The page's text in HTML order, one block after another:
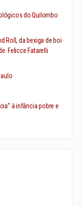
do Quilombo
Roll, da bexiga de boi
Felicce Fatarelli
à infância pobre e